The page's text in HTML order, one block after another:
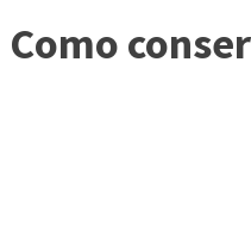
Como